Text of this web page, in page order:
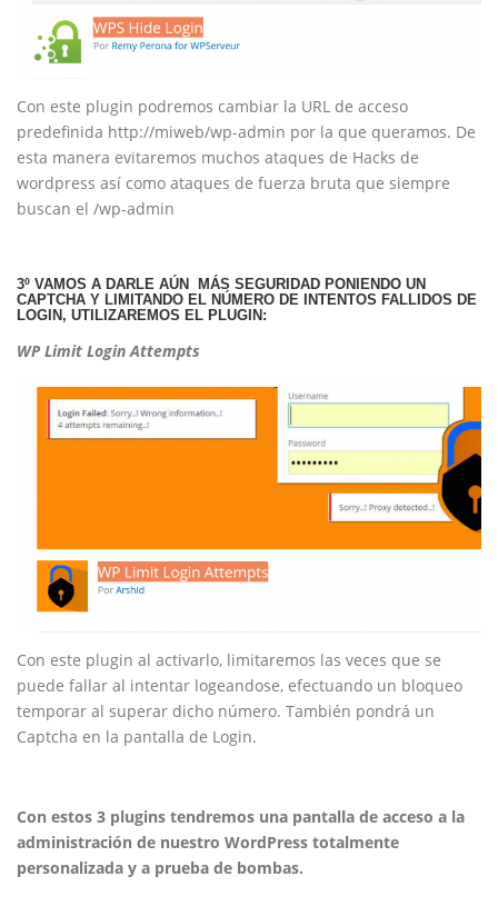
Con este plugin podremos cambiar la URL de acceso
predefinida http://miweb/wp-admin por la que queramos. De
esta manera evitaremos muchos ataques de Hacks de
wordpress así como ataques de fuerza bruta que siempre
buscan el /wp-admin
3º VAMOS A DARLE AÚN MÁS SEGURIDAD PONIENDO UN
CAPTCHA Y LIMITANDO EL NÚMERO DE INTENTOS FALLIDOS DE
LOGIN, UTILIZAREMOS EL PLUGIN:
WP Limit Login Attempts
Con este plugin al activarlo, limitaremos las veces que se
puede fallar al intentar logeandose, efectuando un bloqueo
temporar al superar dicho número. También pondrá un
Captcha en la pantalla de Login.
Con estos 3 plugins tendremos una pantalla de acceso a la
administración de nuestro WordPress totalmente
personalizada y a prueba de bombas.